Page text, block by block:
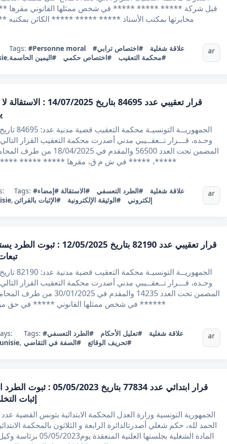
قبل شركة ***** ***** ***** في شخص ممثلها القانوني
مخابرتها بمكتب الأستاذ ***** ***** ***** الكائن
,
Tags:#Personne moral #علاقة شغلية
#اختصاص ترابي
#محكمة التعقيب
#اختصاص حكمي #اليمين الحاسمة
ar
قرار تعقيبي عدد 84695
وحـده، قـــرار تــعقــيبي مدني أصدرت محكمة التعقيب القرار
المضمن تحت العدد 56500
*****، ***** في ش م ق، مقرها ***** *****
,
Tags: #علاقة شغلية #الطرد التعسفي #الاستقالة #إمضاء
إلكتروني
#الوثيقة الإلكترونية #الإثبات بالقرائن
ar
قرار تعقيبي عدد 82190
وحـده، قـــرار تــعقــيبي مدني أصدرت محكمة التعقيب القرار
المضمن تحت العدد 14235
***** في شخص ممثلها القانوني ***** في حق موكلته ***** مقرها الاجتماعي ب*
,
Tags: #علاقة شغلية #تعليل الأحكام
#الطرد التعسفي
#تحريف الوقائع
#الصفة في التقاضي
ar
قرار ابتدائي عدد 77834
إثبات
الحمد لله، حكم شغلي أصدرتالدائرة الرابعة و الثلاثون بالمحكمة
المادة الشغلية بجلستها